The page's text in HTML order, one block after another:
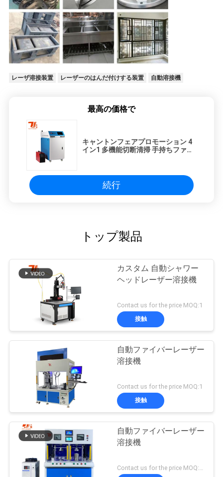
レーザ溶接装置 レーザーのはんだ付けする装置 自動溶接機
最高の価格で
キャントンフェアプロモーション 4
イン1 多機能切断清掃 手持ちファイ
続行
トップ製品
カスタム 自動シャワー
ヘッドレーザー溶接機
Contact us for the price MOQ:1
接触
自動ファイバーレーザー
溶接機
Contact us for the price MOQ:1
接触
自動ファイバーレーザー
溶接機